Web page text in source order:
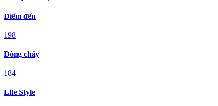
Điểm đến
198
Dòng chảy
184
Life Style